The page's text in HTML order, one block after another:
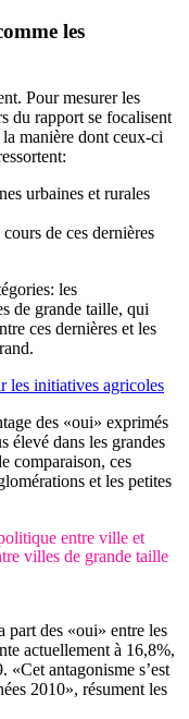
les
Pour mesurer les
du rapport se focalisent
manière dont ceux-ci
urbaines et rurales
de ces dernières
les
de grande taille, qui
ces dernières et les
les initiatives agricoles
des «oui» exprimés
élevé dans les grandes
comparaison, ces
et les petites
entre ville et
villes de grande taille
part des «oui» entre les
actuellement à 16,8%,
«Cet antagonisme s’est
2010», résument les